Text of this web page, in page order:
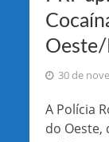
Oeste/
30 de
A Polícia
do Oeste,